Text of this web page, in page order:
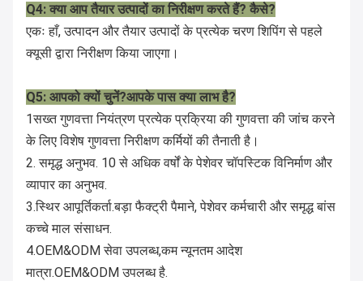
Q4: क्या आप तैयार उत्पादों का निरीक्षण करते हैं? कैसे?
एकः हाँ, उत्पादन और तैयार उत्पादों के प्रत्येक चरण शिपिंग से पहले
क्यूसी द्वारा निरीक्षण किया जाएगा।
Q5: आपको क्यों चुनें?आपके पास क्या लाभ है?
1सख्त गुणवत्ता नियंत्रण प्रत्येक प्रक्रिया की गुणवत्ता की जांच करने
के लिए विशेष गुणवत्ता निरीक्षण कर्मियों की तैनाती है।
2. समृद्ध अनुभव. 10 से अधिक वर्षों के पेशेवर चॉपस्टिक विनिर्माण और
व्यापार का अनुभव.
3.स्थिर आपूर्तिकर्ता.बड़ा फैक्ट्री पैमाने, पेशेवर कर्मचारी और समृद्ध बांस
कच्चे माल संसाधन.
4.OEM&ODM सेवा उपलब्ध,कम न्यूनतम आदेश
मात्रा.OEM&ODM उपलब्ध है.